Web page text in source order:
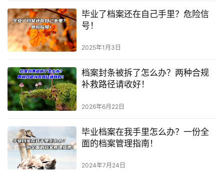
毕业了档案还在自己手里？危险信
号！
2025年1月3日
档案封条被拆了怎么办？两种合规
补救路径请收好！
2026年6月22日
毕业档案在我手里怎么办？一份全
面的档案管理指南！
2024年7月24日